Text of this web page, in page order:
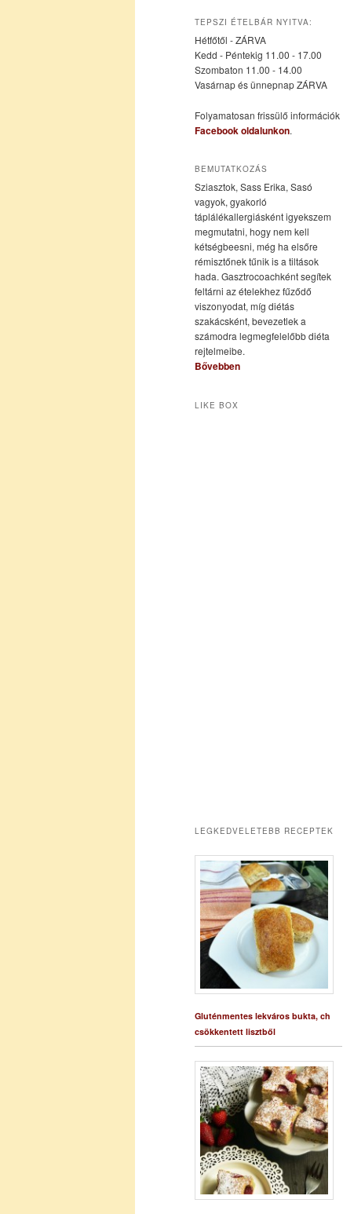
elsődleges
tartalomra
másodlagos
tartalomra
TEPSZI ÉTELBÁR NYITVA:
Hétfőtől - ZÁRVA
Kedd - Péntekig 11.00 - 17.00
Szombaton 11.00 - 14.00
Vasárnap és ünnepnap ZÁRVA
Folyamatosan frissülő információk
Facebook oldalunkon.
BEMUTATKOZÁS
Sziasztok, Sass Erika, Sasó
vagyok, gyakorló
táplálékallergiásként igyekszem
megmutatni, hogy nem kell
kétségbeesni, még ha elsőre
rémisztőnek tűnik is a tiltások
hada. Gasztrocoachként segítek
feltárni az ételekhez fűződő
viszonyodat, míg diétás
szakácsként, bevezetlek a
számodra legmegfelelőbb diéta
rejtelmeibe.
Bővebben
LIKE BOX
LEGKEDVELETEBB RECEPTEK
Gluténmentes lekváros bukta, ch
csökkentett lisztből